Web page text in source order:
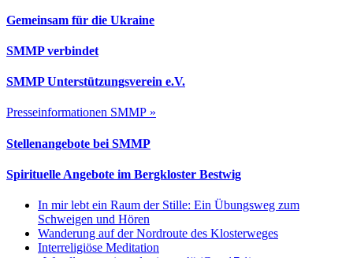
Gemeinsam für die Ukraine
SMMP verbindet
SMMP Unterstützungsverein e.V.
Presseinformationen SMMP »
Stellenangebote bei SMMP
Spirituelle Angebote im Bergkloster Bestwig
In mir lebt ein Raum der Stille: Ein Übungsweg zum
Schweigen und Hören
Wanderung auf der Nordroute des Klosterweges
Interreligiöse Meditation